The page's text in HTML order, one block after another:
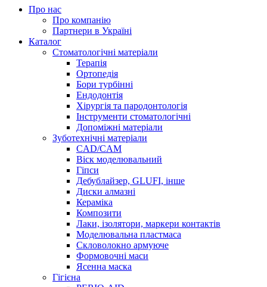
Про нас
Про компанію
Партнери в Україні
Каталог
Стоматологічні матеріали
Терапія
Ортопедія
Бори турбінні
Ендодонтія
Хірургія та пародонтологія
Інструменти стоматологічні
Допоміжні матеріали
Зуботехнічні матеріали
CAD/CAM
Віск моделювальний
Гіпси
Дебублайзер, GLUFI, інше
Диски алмазні
Кераміка
Композити
Лаки, ізолятори, маркери контактів
Моделювальна пластмаса
Скловолокно армуюче
Формовочні маси
Ясенна маска
Гігієна